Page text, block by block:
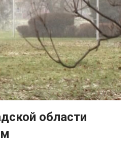
области